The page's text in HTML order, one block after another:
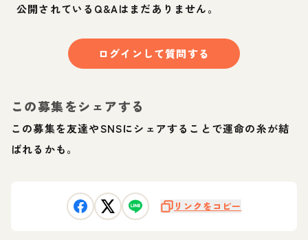
公開されているQ&Aはまだありません。
ログインして質問する
この募集をシェアする
この募集を友達やSNSにシェアすることで運命の糸が結
ばれるかも。
リンクをコピー